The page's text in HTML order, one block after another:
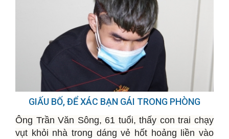
GIẤU BỐ, ĐỂ XÁC BẠN GÁI TRONG PHÒNG
Ông Trần Văn Sông, 61 tuổi, thấy con trai chạy
vụt khỏi nhà trong dáng vẻ hốt hoảng liền vào